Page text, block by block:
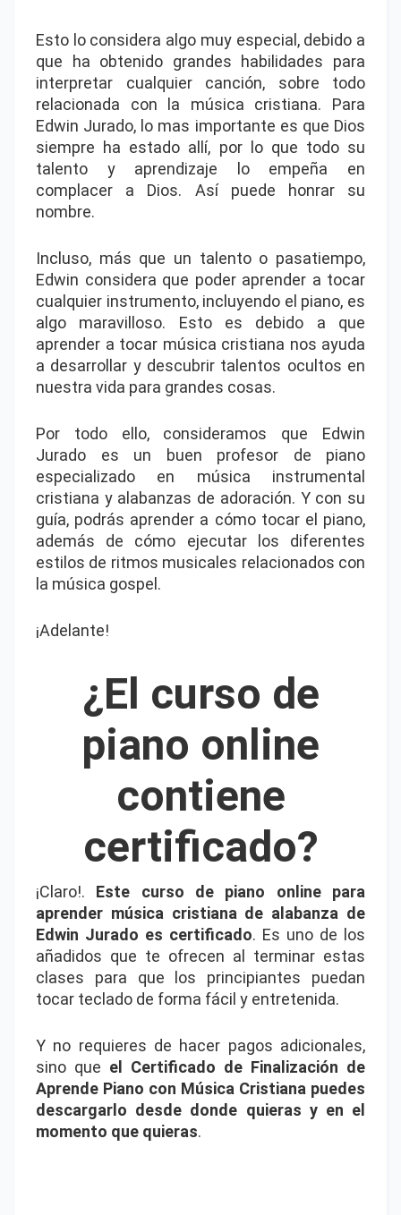
Esto lo considera algo muy especial, debido a
que ha obtenido grandes habilidades para
interpretar cualquier canción, sobre todo
relacionada con la música cristiana. Para
Edwin Jurado, lo mas importante es que Dios
siempre ha estado allí, por lo que todo su
talento y aprendizaje lo empeña en
complacer a Dios. Así puede honrar su
nombre.
Incluso, más que un talento o pasatiempo,
Edwin considera que poder aprender a tocar
cualquier instrumento, incluyendo el piano, es
algo maravilloso. Esto es debido a que
aprender a tocar música cristiana nos ayuda
a desarrollar y descubrir talentos ocultos en
nuestra vida para grandes cosas.
Por todo ello, consideramos que Edwin
Jurado es un buen profesor de piano
especializado en música instrumental
cristiana y alabanzas de adoración. Y con su
guía, podrás aprender a cómo tocar el piano,
además de cómo ejecutar los diferentes
estilos de ritmos musicales relacionados con
la música gospel.
¡Adelante!
¿El curso de
piano online
contiene
certificado?
¡Claro!. Este
curso de piano online para
aprender música cristiana de alabanza de
Edwin Jurado es certificado. Es uno de los
añadidos que te ofrecen al terminar estas
clases para que los principiantes puedan
tocar teclado de forma fácil y entretenida.
Y no requieres de hacer pagos adicionales,
sino que el Certificado de Finalización de
Aprende Piano con Música Cristiana puedes
descargarlo desde donde quieras y en el
momento que quieras.